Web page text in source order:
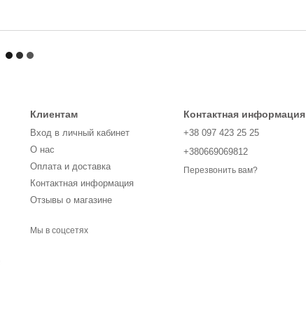
Клиентам
Вход в личный кабинет
О нас
Оплата и доставка
Контактная информация
Отзывы о магазине
Мы в соцсетях
Контактная информация
+38 097 423 25 25
+380669069812
Перезвонить вам?